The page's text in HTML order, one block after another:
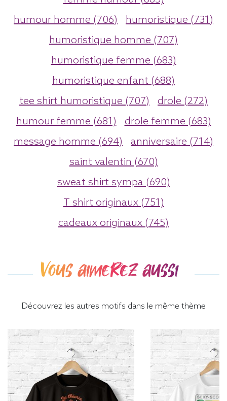
humour homme (706)
humoristique (731)
humoristique homme (707)
humoristique femme (683)
humoristique enfant (688)
tee shirt humoristique (707)
drole (272)
humour femme (681)
drole femme (683)
message homme (694)
anniversaire (714)
saint valentin (670)
sweat shirt sympa (690)
T shirt originaux (751)
cadeaux originaux (745)
Vous aimerez aussi
Découvrez les autres motifs dans le même thème